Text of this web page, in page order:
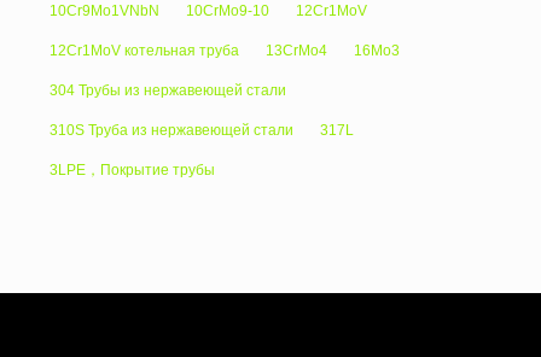
10Cr9Mo1VNbN 10CrMo9-10 12Cr1MoV
12Cr1MoV котельная труба 13CrMo4 16Mo3
304 Трубы из нержавеющей стали
310S Труба из нержавеющей стали 317L
3LPE，Покрытие трубы